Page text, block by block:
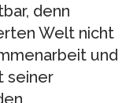
denn
Welt nicht
und
seiner